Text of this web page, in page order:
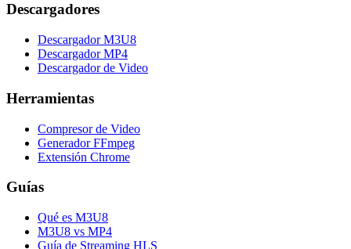
Descargadores
Descargador M3U8
Descargador MP4
Descargador de Video
Herramientas
Compresor de Video
Generador FFmpeg
Extensión Chrome
Guías
Qué es M3U8
M3U8 vs MP4
Guía de Streaming HLS